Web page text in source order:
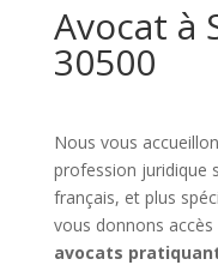
Avocat à
30500
Nous vous
profession juridique
français, et plus
vous donnons
avocats